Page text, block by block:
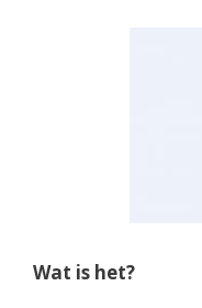
Wat is het?